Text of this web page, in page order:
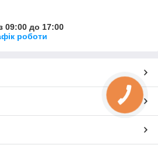
09:00 до 17:00
роботи
КНОПКА
ЗВ'ЯЗКУ